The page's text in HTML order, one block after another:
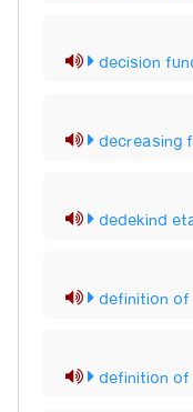
decision
decreasing
dedekind
definition
definition